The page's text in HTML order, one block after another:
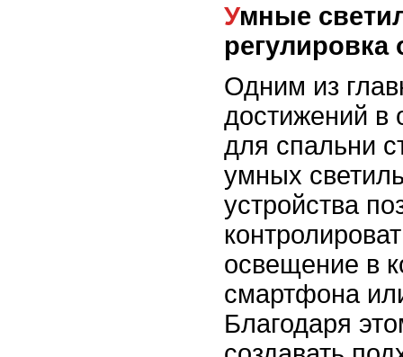
Умные светильники и
Одним из
достижений в
для спальни
умных
устройства
освещение в
смартфона
Благодаря